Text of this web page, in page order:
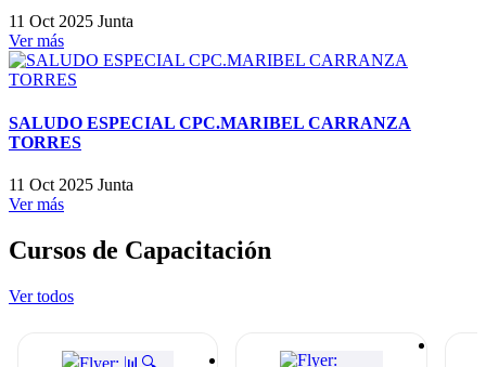
11 Oct 2025 Junta
Ver más
SALUDO ESPECIAL CPC.MARIBEL CARRANZA
TORRES
11 Oct 2025 Junta
Ver más
Cursos de Capacitación
Ver todos